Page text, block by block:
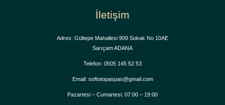
İletişim
Adres: Gültepe Mahallesi 909 Sokak No 10AE
Sarıçam ADANA
Telefon: 0505 145 52 53
Email: softotopaspas@gmail.com
Pazartesi – Cumartesi: 07:00 – 19:00